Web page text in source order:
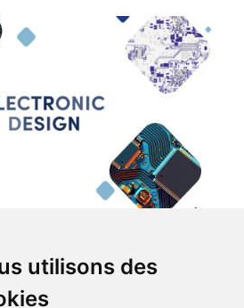
utilisons des
résumé en